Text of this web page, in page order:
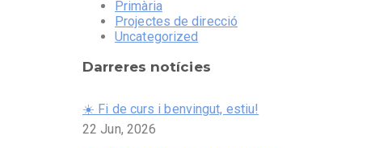
Primària
Projectes de direcció
Uncategorized
Darreres notícies
☀️ Fi de curs i benvingut, estiu!
22 Jun, 2026